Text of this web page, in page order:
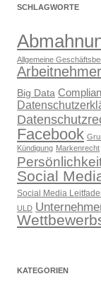
SCHLAGWORTE
Allgemeine
Arbeitnehmer
Big Data
Facebook
Kündigung Markenrecht
Social
Social Media
ULD
KATEGORIEN